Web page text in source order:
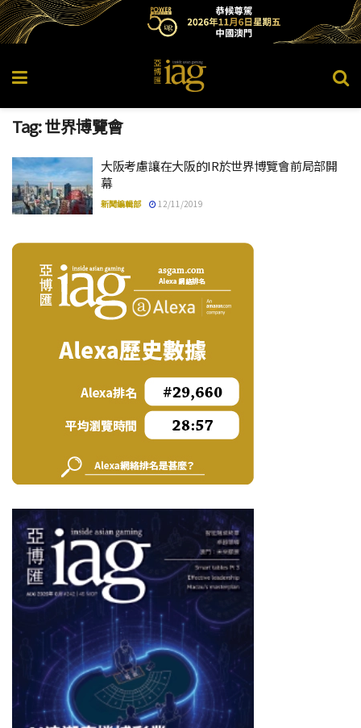
Tag:世界博覽會
大阪考慮讓在大阪的IR於世界博覽會前局部開
幕
新聞編輯部 12/11/2019